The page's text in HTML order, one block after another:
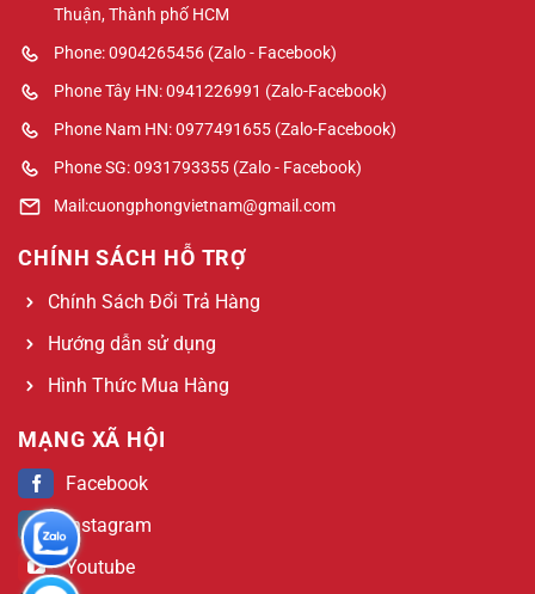
Thuận, Thành phố HCM
Phone: 0904265456 (Zalo - Facebook)
Phone Tây HN: 0941226991 (Zalo-Facebook)
Phone Nam HN: 0977491655 (Zalo-Facebook)
Phone SG: 0931793355 (Zalo - Facebook)
Mail:cuongphongvietnam@gmail.com
CHÍNH SÁCH HỖ TRỢ
Chính Sách Đổi Trả Hàng
Hướng dẫn sử dụng
Hình Thức Mua Hàng
MẠNG XÃ HỘI
Facebook
Instagram
Youtube